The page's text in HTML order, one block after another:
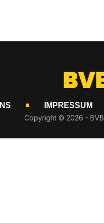
IMPRESSUM
Copyright © 2026 -